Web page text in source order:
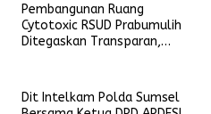
Pembangunan Ruang
Cytotoxic RSUD Prabumulih
Ditegaskan Transparan,
Dit Intelkam Polda Sumsel